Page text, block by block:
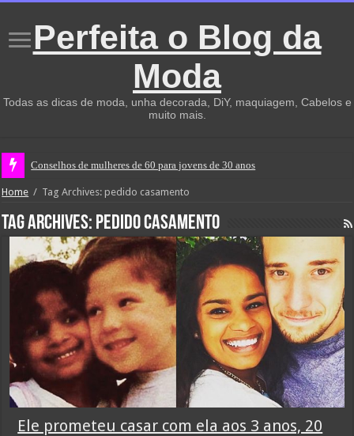
Perfeita o Blog da
Moda
Todas as dicas de moda, unha decorada, DiY, maquiagem, Cabelos e
muito mais.
Conselhos de mulheres de 60 para jovens de 30 anos
Home / Tag Archives: pedido casamento
Tag Archives: pedido casamento
Ele prometeu casar com ela aos 3 anos, 20